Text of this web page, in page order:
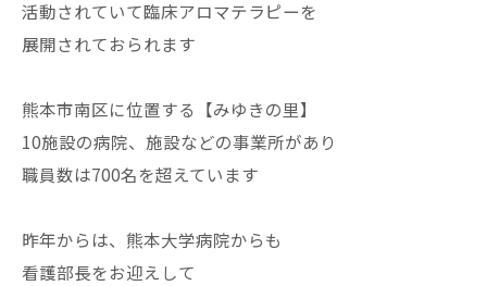
活動されていて臨床アロマテラピーを
展開されておられます
熊本市南区に位置する【みゆきの里】
10施設の病院、施設などの事業所があり
職員数は700名を超えています
昨年からは、熊本大学病院からも
看護部長をお迎えして